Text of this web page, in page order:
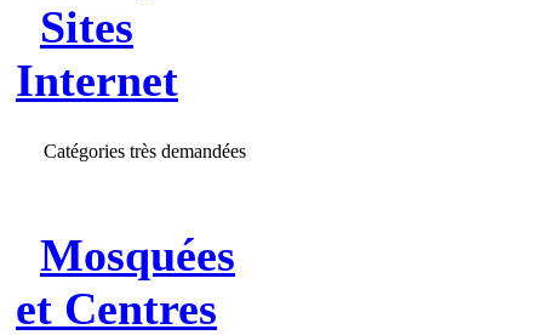
Sites
Internet
Catégories très demandées
Mosquées
et Centres